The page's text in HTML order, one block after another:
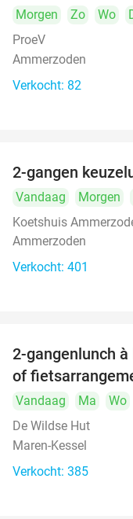
Morgen Zo Wo
ProeV
Ammerzoden
Verkocht: 82
2-gangen
Vandaag Morgen
Koetshuis
Ammerzoden
Verkocht: 401
2-gangenlunch
of
Vandaag Ma Wo
De Wildse Hut
Maren-Kessel
Verkocht: 385